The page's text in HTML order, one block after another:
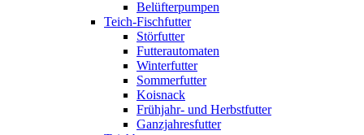
Belüfterpumpen
Teich-Fischfutter
Störfutter
Futterautomaten
Winterfutter
Sommerfutter
Koisnack
Frühjahr- und Herbstfutter
Ganzjahresfutter